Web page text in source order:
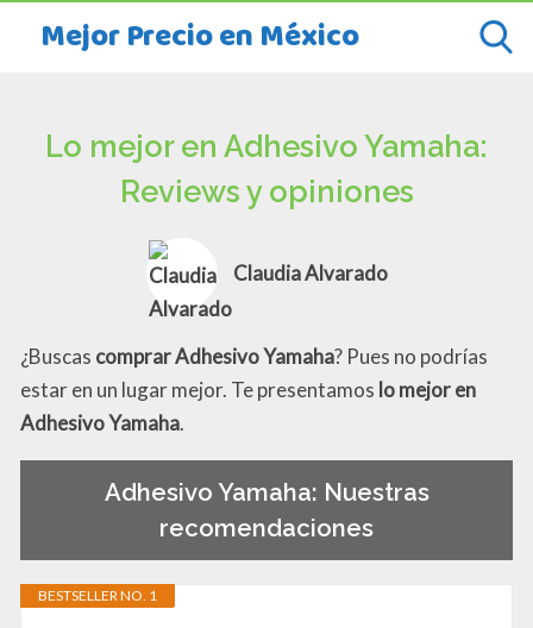
Mejor Precio en México
Lo mejor en Adhesivo Yamaha:
Reviews y opiniones
Claudia Alvarado
¿Buscas comprar Adhesivo Yamaha? Pues no podrías
estar en un lugar mejor. Te presentamos lo mejor en
Adhesivo Yamaha.
Adhesivo Yamaha: Nuestras
recomendaciones
BESTSELLER NO. 1